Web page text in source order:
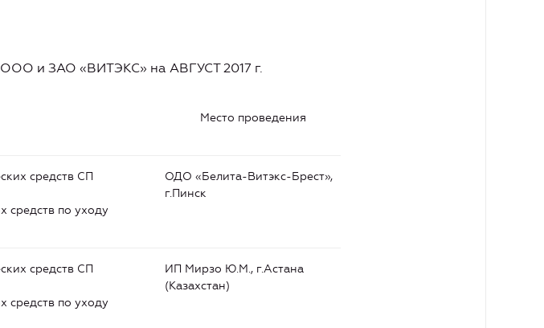
и ЗАО «ВИТЭКС» на АВГУСТ 2017 г.
Место проведения
средств СП
средств по уходу
ОДО «Белита-Витэкс-Брест»,
г.Пинск
средств СП
средств по уходу
ИП Мирзо Ю.М., г.Астана
(Казахстан)